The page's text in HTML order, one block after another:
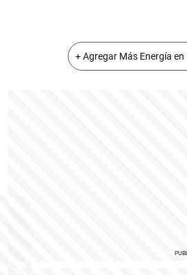
+ Agregar Más Energía en